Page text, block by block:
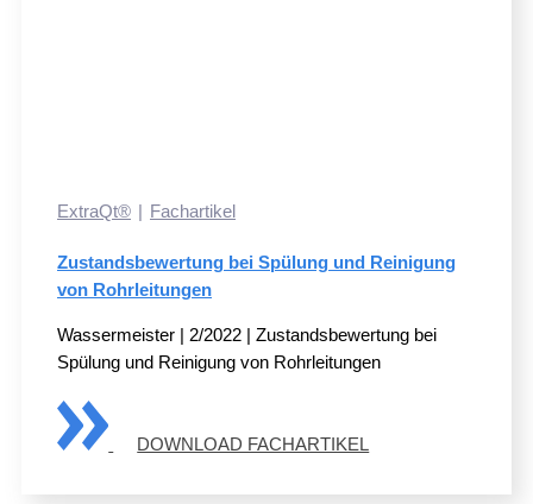
ExtraQt® Fachartikel
Zustandsbewertung bei Spülung und Reinigung
von Rohrleitungen
Wassermeister | 2/2022 | Zustandsbewertung bei
Spülung und Reinigung von Rohrleitungen
DOWNLOAD FACHARTIKEL